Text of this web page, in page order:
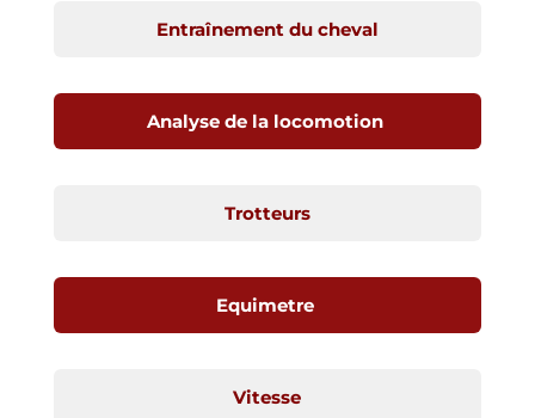
Entraînement du cheval
Analyse de la locomotion
Trotteurs
Equimetre
Vitesse